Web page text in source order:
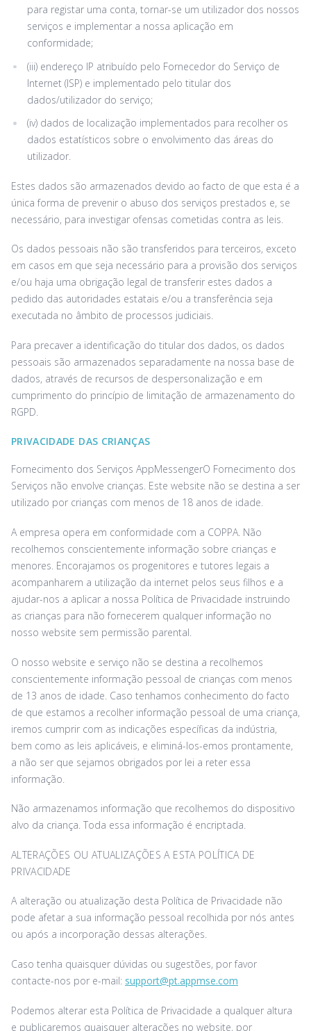
para registar uma conta, tornar-se um utilizador dos nossos
serviços e implementar a nossa aplicação em
conformidade;
(iii) endereço IP atribuído pelo Fornecedor do Serviço de
Internet (ISP) e implementado pelo titular dos
dados/utilizador do serviço;
(iv) dados de localização implementados para recolher os
dados estatísticos sobre o envolvimento das áreas do
utilizador.
Estes dados são armazenados devido ao facto de que esta é a
única forma de prevenir o abuso dos serviços prestados e, se
necessário, para investigar ofensas cometidas contra as leis.
Os dados pessoais não são transferidos para terceiros, exceto
em casos em que seja necessário para a provisão dos serviços
e/ou haja uma obrigação legal de transferir estes dados a
pedido das autoridades estatais e/ou a transferência seja
executada no âmbito de processos judiciais.
Para precaver a identificação do titular dos dados, os dados
pessoais são armazenados separadamente na nossa base de
dados, através de recursos de despersonalização e em
cumprimento do princípio de limitação de armazenamento do
RGPD.
PRIVACIDADE DAS CRIANÇAS
Fornecimento dos Serviços AppMessengerO Fornecimento dos
Serviços não envolve crianças. Este website não se destina a ser
utilizado por crianças com menos de 18 anos de idade.
A empresa opera em conformidade com a COPPA. Não
recolhemos conscientemente informação sobre crianças e
menores. Encorajamos os progenitores e tutores legais a
acompanharem a utilização da internet pelos seus filhos e a
ajudar-nos a aplicar a nossa Política de Privacidade instruindo
as crianças para não fornecerem qualquer informação no
nosso website sem permissão parental.
O nosso website e serviço não se destina a recolhemos
conscientemente informação pessoal de crianças com menos
de 13 anos de idade. Caso tenhamos conhecimento do facto
de que estamos a recolher informação pessoal de uma criança,
iremos cumprir com as indicações específicas da indústria,
bem como as leis aplicáveis, e eliminá-los-emos prontamente,
a não ser que sejamos obrigados por lei a reter essa
informação.
Não armazenamos informação que recolhemos do dispositivo
alvo da criança. Toda essa informação é encriptada.
ALTERAÇÕES OU ATUALIZAÇÕES A ESTA POLÍTICA DE
PRIVACIDADE
A alteração ou atualização desta Política de Privacidade não
pode afetar a sua informação pessoal recolhida por nós antes
ou após a incorporação dessas alterações.
Caso tenha quaisquer dúvidas ou sugestões, por favor
contacte-nos por e-mail: support@pt.appmse.com
Podemos alterar esta Política de Privacidade a qualquer altura
e publicaremos quaisquer alterações no website, por